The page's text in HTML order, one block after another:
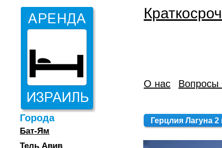
О нас Вопросы
Города
Бат-Ям
Тель Авив
Герцлия Лагуна 2